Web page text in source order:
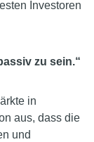
Investoren
zu sein.“
in
aus, dass die
und